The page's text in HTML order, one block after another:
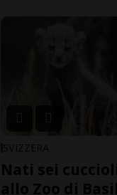
SVIZZERA
Nati sei
allo Zoo di